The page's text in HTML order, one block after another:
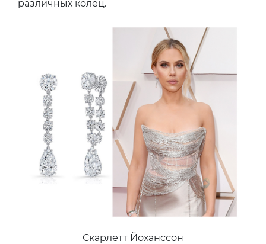
различных колец.
Скарлетт Йоханссон